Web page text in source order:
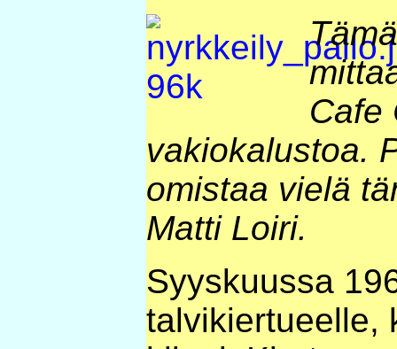
Cafe
vakiokalustoa.
omistaa vielä
Matti Loiri.
Syyskuussa
talvikiertueelle,